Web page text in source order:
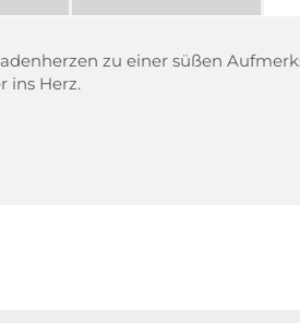
zu einer süßen
ins Herz.